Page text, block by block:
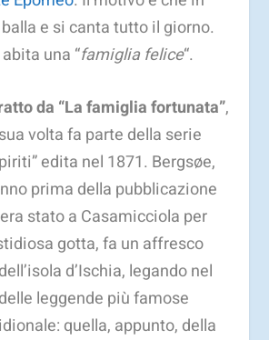
e si canta tutto il giorno.
una “famiglia felice“.
da “La famiglia fortunata”,
volta fa parte della serie
edita nel 1871. Bergsøe,
prima della pubblicazione
stato a Casamicciola per
gotta, fa un affresco
d’Ischia, legando nel
leggende più famose
quella, appunto, della